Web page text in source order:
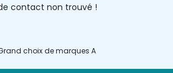
contact non trouvé !
choix de marques A